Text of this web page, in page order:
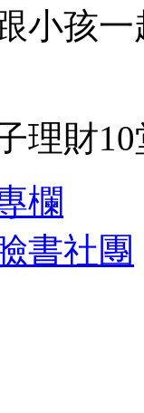
小孩
理財
欄
書社團